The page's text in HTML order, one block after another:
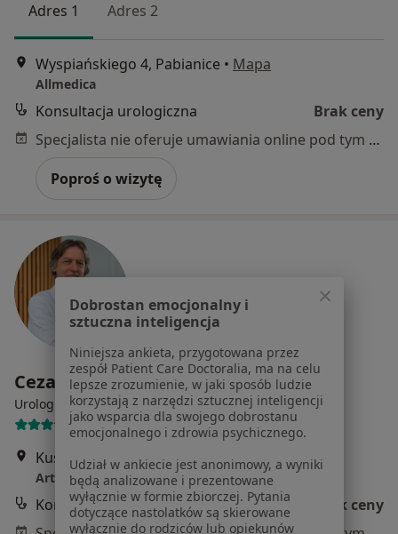
Adres 1 Adres 2
Wyspiańskiego 4, Pabianice • Mapa
Allmedica
Konsultacja urologiczna
Brak ceny
Specjalista nie oferuje umawiania online pod tym adresem.
Poproś o wizytę
Cezary Zydek
Urolog
24 opinie
Kusocińskiego 61, Łódź• Mapa
Artmedis
Konsultacja urologiczna
Brak ceny
Dobrostan emocjonalny i
sztuczna inteligencja
Niniejsza ankieta, przygotowana przez
zespół Patient Care Doctoralia, ma na celu
lepsze zrozumienie, w jaki sposób ludzie
korzystają z narzędzi sztucznej inteligencji
jako wsparcia dla swojego dobrostanu
emocjonalnego i zdrowia psychicznego.
Udział w ankiecie jest anonimowy, a wyniki
będą analizowane i prezentowane
wyłącznie w formie zbiorczej. Pytania
dotyczące nastolatków są skierowane
wyłącznie do rodziców lub opiekunów